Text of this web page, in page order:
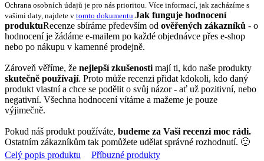
Ochrana osobních údajů je pro nás prioritou. Více informací, jak zacházíme s
vašimi daty, najdete v tomto dokumentu.Jak funguje hodnocení
produktuRecenze sbíráme především od ověřených zákazníků - o
hodnocení je žádáme e-mailem po každé objednávce přes e-shop
nebo po nákupu v kamenné prodejně.
Zároveň věříme, že nejlepší zkušenosti mají ti, kdo naše produkty
skutečně používají. Proto může recenzi přidat kdokoli, kdo daný
produkt vlastní a chce se podělit o svůj názor - ať už pozitivní, nebo
negativní. Všechna hodnocení vítáme a mažeme je pouze
výjimečně.
Pokud náš produkt používáte, budeme za Vaši recenzi moc rádi.
Ostatním zákazníkům tak pomůžete udělat správné rozhodnutí. 🙂
Celý popis produktu
Příbuzné produkty